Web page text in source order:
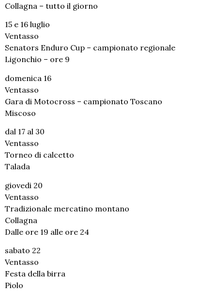
Collagna – tutto il giorno
15 e 16 luglio
Ventasso
Senators Enduro Cup – campionato regionale
Ligonchio – ore 9
domenica 16
Ventasso
Gara di Motocross – campionato Toscano
Miscoso
dal 17 al 30
Ventasso
Torneo di calcetto
Talada
giovedi 20
Ventasso
Tradizionale mercatino montano
Collagna
Dalle ore 19 alle ore 24
sabato 22
Ventasso
Festa della birra
Piolo